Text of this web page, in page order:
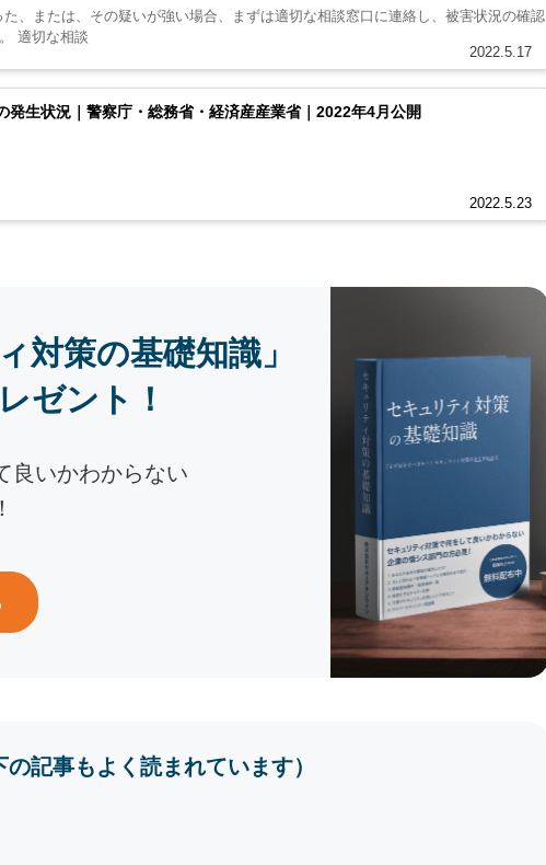
2022.5.17
、または、その疑いが強い場合、まずは適切な相談窓口に連絡し、被害状況の確認
適切な相談
発生状況｜警察庁・総務省・経済産産業省｜2022年4月公開
2022.5.23
対策の基礎知識」
ゼント！
良いかわからない
記事もよく読まれています）